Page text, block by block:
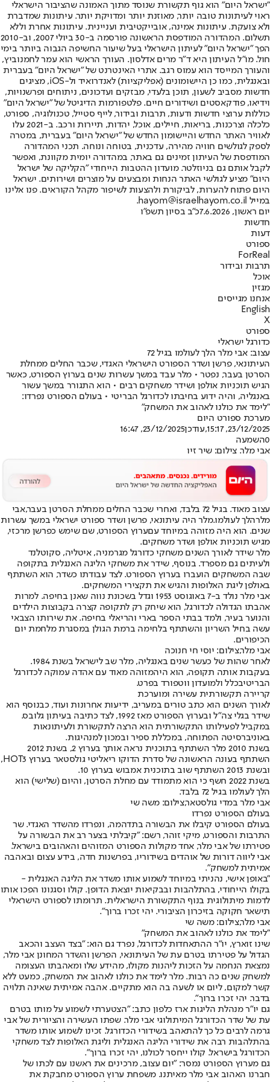
"ישראל היום" הוא גוף תקשורת שנוסד מתוך האמונה שהציבור הישראלי
ראוי לעיתונות טובה יותר, מאוזנת יותר ומדויקת יותר. עיתונות שמדברת
ולא צועקת. עיתונות אמינה, אובייקטיבית ועניינית. עיתונות אחרת וללא
תשלום. המהדורה המודפסת הראשונה פורסמה ב-30 ביולי 2007, וב-2010
הפך "ישראל היום" לעיתון הישראלי בעל שיעור החשיפה הגבוה ביותר בימי
חול. מו"ל העיתון היא ד"ר מרים אדלסון. העורך הראשי הוא עמר לחמנוביץ,
והעורך המייסד הוא עמוס רגב. אתרי האינטרנט של "ישראל היום" בעברית
ובאנגלית, כמו כן היישומונים (אפליקציות) לאנדרואיד ול-iOS, מציגים
חדשות מסביב לשעון, תוכן בלעדי, מבזקים ועדכונים, ניתוחים ופרשנויות,
וידיאו, פודקאסטים ושידורים חיים. פלטפורמות הדיגיטל של "ישראל היום"
כוללות ערוצי חדשות ודעות, תרבות ובידור, לייף סטייל, טכנולוגיה, ספורט,
כלכלה וצרכנות, בריאות, חיילים, אוכל, יהדות, תיירות ורכב. ב-2021 עלו
לאוויר האתר החדש והיישומון החדש של "ישראל היום" בעברית, במטרה
לספק לגולשים חוויה מהירה, עדכנית, בטוחה ונוחה. תכני המהדורה
המודפסת של העיתון זמינים גם באתר, במהדורה יומית מקוונת, ואפשר
לקבל אותם גם בניוזלטר. מועדון ההטבות הייחודי "הקליקה של ישראל
היום" מציע לגולשי האתר הנחות ומבצעים על מוצרים ושירותים. ישראל
היום פתוח להערות, לביקורת ולהצעות לשיפור מקהל הקוראים. פנו אלינו
במייל hayom@israelhayom.co.il.
יום ראשון, 7.6.2026
כ"ב בסיון תשפ"ו
חדשות
דעות
ספורט
ForReal
תרבות ובידור
אוכל
מגזין
אנחנו מגייסים
English
X
ספורט
כדורגל ישראלי
עצוב: אבי מלר הלך לעולמו בגיל 72
העיתונאי, פרשן ושדר הספורט הישראלי האגדי, שכבר החלים ממחלת
הסרטן בעבר, נפטר • מלר עבד במשך עשרות שנים בערוץ הספורט, כאשר
הגיש תוכניות אולפן ושידר משחקים רבים • הוא התגורר במשך עשור
באנגליה, והיה ידוע בחיבתו לכדורגל הבריטי • בעולם הספורט נפרדו:
"לימד את כולנו לאהוב את המשחק"
מערכת ספורט היום
23/12/2025, 15:17
,עודכן23/12/2025, 16:47
0השמעה
אבי מלר. צילום: שיר זיו
עצוב מאוד. בגיל 72 בלבד, ואחרי שכבר החלים ממחלת הסרטן בעבר,
אבי
מלרהלך לעולמו.מלר היה עיתונאי, פרשן ושדר ספורט ישראלי במשך עשרות
שנים. הוא היה מזוהה במיוחד עםערוץ הספורט, שם שימש כפרשן מרכזי,
מגיש תוכניות אולפן ושדר משחקים.
מלר שידר לאורך השנים משחקי כדורגל מגרמניה, איטליה, סקוטלנד
ולעיתים גם מספרד. בנוסף, שידר את משחקי הליגה האנגלית בתקופה
שבה המשחקים הועברו בערוץ הספורט. לצד עבודתו כשדר, הוא השתתף
באולפן ליגת האלופות והגיש את תקצירי המשחקים.
אבי מלר נולד ב-7 באוגוסט 1953 וגדל בשכונת נווה שאנן בחיפה. למרות
אהבתו הגדולה לכדורגל, הוא שיחק רק לתקופה קצרה בקבוצות הילדים
והנוער בעיר, ולמד בבתי הספר בארי והריאלי בחיפה. את שירותו הצבאי
עשה בחיל השריון והשתתף בלחימה ברמת הגולן במסגרת מלחמת יום
הכיפורים.
אבי מלר,צילום: יוסי חי חנוכה
לאחר שהות של כעשר שנים באנגליה, מלר שב לישראל בשנת 1984.
בעקבות אותה תקופה, הוא היהמזוהה מאוד עם אהדה עמוקה לכדורגל
הבריטיבכלל ולמועדון ווטפורד בפרט.
קריירה תקשורתית עשירה ומוערכת
לאורך השנים הוא כתב טורים במעריב, ידיעות אחרונות ועוד, כבנוסף הוא
שידר בגלי צה״ל ובערוץ הספורט מאז 1992, לצד כתיבה בעיתון גלובס.
במקביל לפעילותו התקשורתית הוא הרצה לתקשורת ולעיתונאות
באוניברסיטה הפתוחה, במכללת ספיר ובמכון למנהיגות.
בשנת 2010 מלר השתתף בתוכנית נראה אותך בערוץ 2, בשנת 2012
השתתף בעונה הראשונה של סדרת הדוקו ריאליטי גולסטאר בערוץ HOT3,
ובשנת 2013 השתתף שוב בתוכנית אמבוש בערוץ 10.
בשנת 2022 חשף כי הוא מתמודד עם מחלת הסרטן, והיום (שלישי) הוא
הלך לעולמו בגיל 72 בלבד.
אבי מלר במדי גולסטאר,צילום: משה שי
בעולם הספורט נפרדו
בעולם הספורט קיבלו את הבשורה בתדהמה, ונפרדו מהשדר האגדי. שר
התרבות והספורט, מיקי זוהר, רשם: "קיבלתי בצער רב את הבשורה על
פטירתו של אבי מלר, אחד מקולות הספורט המזוהים והאהובים בישראל.
אבי ליווה דורות של אוהדים בשידוריו, בפרשנות חדה, בידע עצום ובאהבה
אמיתית למשחק".
"באופן אישי, נהניתי במיוחד לשמוע אותו משדר את הליגה האנגלית -
בקולו הייחודי, בהתלהבות ובבקיאות יוצאת הדופן. קולו וסגנונו הפכו אותו
לדמות מיתולוגית בנוף התקשורת הישראלית. תרומתו לספורט הישראלי
תישאר חקוקה בזיכרון הציבורי. יהי זכרו ברוך".
אבי מלר,צילום: משה שי
"לימד את כולנו לאהוב את המשחק"
שינו זוארץ, יו״ר ההתאחדות לכדורגל, נפרד גם הוא: ״בצד העצב והכאב
הגדול על פטירתו בטרם עת של העיתונאי, הפרשן והשדר המחונן אבי מלר,
נמצאת הנחמה על הזכות ליהנות מקולו, מהידע שלו ומאהבתו העצומה
למשחק שנים כה רבות. מלר לימד את כולנו לאהוב את המשחק, כמעט ללא
קשר למקום, ליום או לשעה בה הוא מתקיים. אהבה אמיתית שאינה תלויה
בדבר. יהי זכרו ברוך".
גם יו"ר מנהלת הליגות ארז כלפון כתב: "הצטערתי לשמוע על מותו בטרם
עת של שדר הכדורגל המיתולוגי אבי מלר. שפתו העשירה והציורית של אבי
גרמה לרבים כל כך להתאהב בשידורי הכדורגל. זכינו לשמוע אותו משדר
בהתלהבות רבה את שידורי הליגה האנגלית וליגת האלופות לצד משחקי
הכדורגל בישראל. קולו ייחסר לכולנו, יהי זכרו ברוך".
גם מערוץ הספורט נמסר: "יום עצוב, מרכינים את ראשנו עם לכתו של
חברנו האהוב אבי מלר מאיתנו. משפחת ערוץ הספורט מחבקת את